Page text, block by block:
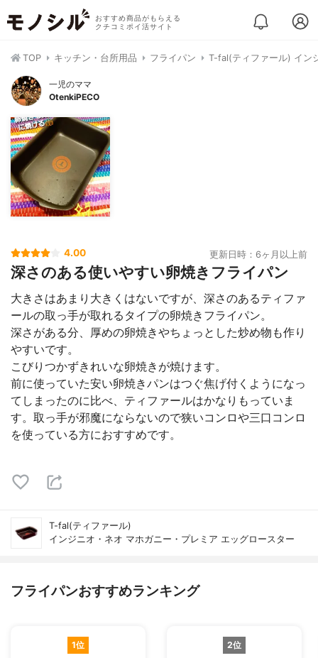
おすすめ商品がもらえる
クチコミポイ活サイト
TOP キッチン・台所用品 フライパン T-fal(ティファール) イン
一児のママ
OtenkiPECO
4.00 更新日時：6ヶ月以上前
深さのある使いやすい卵焼きフライパン
大きさはあまり大きくはないですが、深さのあるティファ
ールの取っ手が取れるタイプの卵焼きフライパン。
深さがある分、厚めの卵焼きやちょっとした炒め物も作り
やすいです。
こびりつかずきれいな卵焼きが焼けます。
前に使っていた安い卵焼きパンはつぐ焦げ付くようになっ
てしまったのに比べ、ティファールはかなりもっていま
す。取っ手が邪魔にならないので狭いコンロや三口コンロ
を使っている方におすすめです。
T-fal(ティファール)
インジニオ・ネオ マホガニー・プレミア エッグロースター
フライパンおすすめランキング
1位 2位